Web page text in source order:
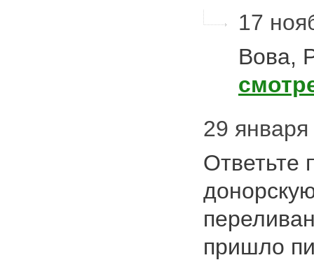
17
Вова,
29
Ответьте
пришло